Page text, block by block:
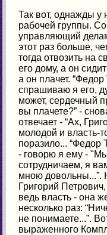
Так вот, однажды
рабочей группы.
управляющий
этот раз больше,
тогда отвозить на
его дому, а он
а он плачет.
спрашиваю я его,
может, сердечный
вы плачете?” -
отвечает - “Ах,
молодой и власть-
поразило... “Федор
- говорю я ему -
сотрудничаем, я
мною довольны...”.
Григорий
ведь власть - она
несколько раз:
не понимаете...”.
выраженного